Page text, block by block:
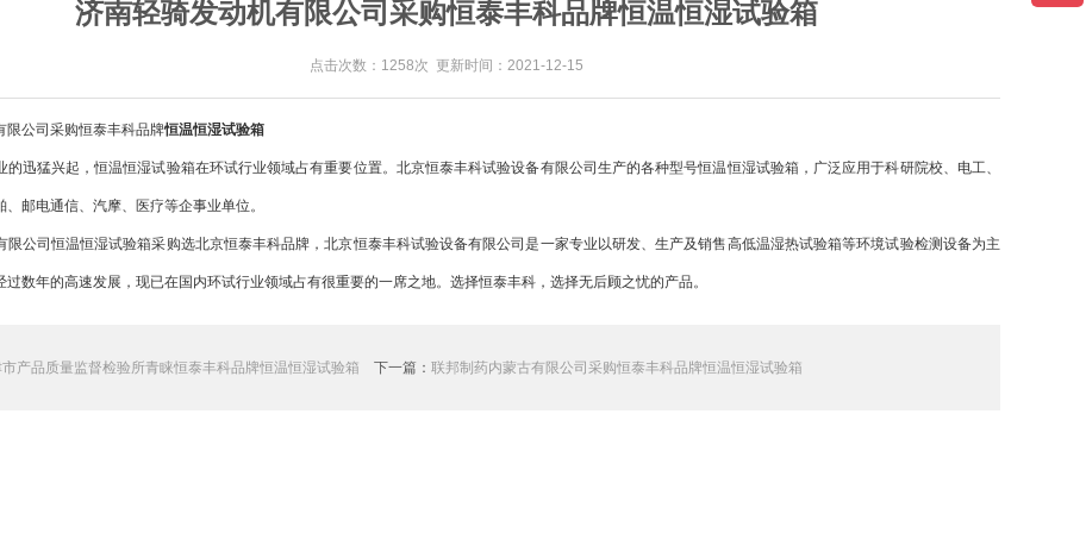
济南轻骑发动机有限公司采购恒泰丰科品牌恒温恒湿试验箱
点击次数：1258次 更新时间：2021-12-15
限公司采购恒泰丰科品牌恒温恒湿试验箱
的迅猛兴起，恒温恒湿试验箱在环试行业领域占有重要位置。北京恒泰丰科试验设备有限公司生产的各种型号恒温恒湿试验箱，广泛应用于科研院校、电工、
、邮电通信、汽摩、医疗等企事业单位。
限公司恒温恒湿试验箱采购选北京恒泰丰科品牌，北京恒泰丰科试验设备有限公司是一家专业以研发、生产及销售高低温湿热试验箱等环境试验检测设备为主
过数年的高速发展，现已在国内环试行业领域占有很重要的一席之地。选择恒泰丰科，选择无后顾之忧的产品。
市产品质量监督检验所青睐恒泰丰科品牌恒温恒湿试验箱 下一篇： 联邦制药内蒙古有限公司采购恒泰丰科品牌恒温恒湿试验箱